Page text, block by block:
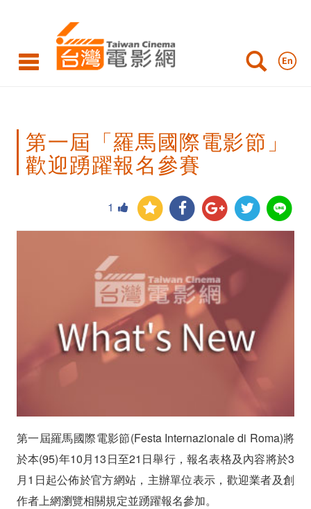
屆
馬
際
影
躍
名
參
賽
第一屆「羅馬國際電影節」
歡迎踴躍報名參賽
1
第一屆羅馬國際電影節(Festa Internazionale di Roma)將
於本(95)年10月13日至21日舉行，報名表格及內容將於3
月1日起公佈於官方網站，主辦單位表示，歡迎業者及創
作者上網瀏覽相關規定並踴躍報名參加。